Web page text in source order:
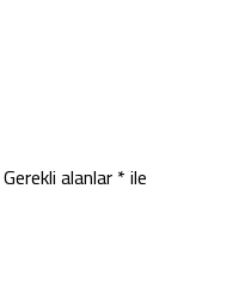
Gerekli alanlar*ile